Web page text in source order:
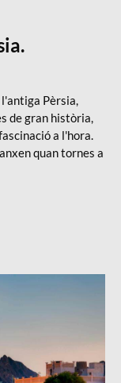
Pèrsia,
de gran història,
a l'hora.
quan tornes a